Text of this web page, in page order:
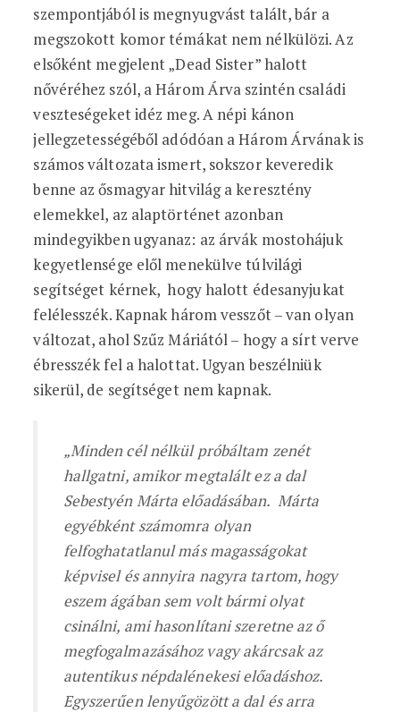
szempontjából is megnyugvást talált, bár a
megszokott komor témákat nem nélkülözi. Az
elsőként megjelent „Dead Sister” halott
nővéréhez szól, a Három Árva szintén családi
veszteségeket idéz meg. A népi kánon
jellegzetességéből adódóan a Három Árvának is
számos változata ismert, sokszor keveredik
benne az ősmagyar hitvilág a keresztény
elemekkel, az alaptörténet azonban
mindegyikben ugyanaz: az árvák mostohájuk
kegyetlensége elől menekülve túlvilági
segítséget kérnek, hogy halott édesanyjukat
felélesszék. Kapnak három vesszőt – van olyan
változat, ahol Szűz Máriától – hogy a sírt verve
ébresszék fel a halottat. Ugyan beszélniük
sikerül, de segítséget nem kapnak.
„Minden cél nélkül próbáltam zenét
hallgatni, amikor megtalált ez a dal
Sebestyén Márta előadásában. Márta
egyébként számomra olyan
felfoghatatlanul más magasságokat
képvisel és annyira nagyra tartom, hogy
eszem ágában sem volt bármi olyat
csinálni, ami hasonlítani szeretne az ő
megfogalmazásához vagy akárcsak az
autentikus népdalénekesi előadáshoz.
Egyszerűen lenyűgözött a dal és arra